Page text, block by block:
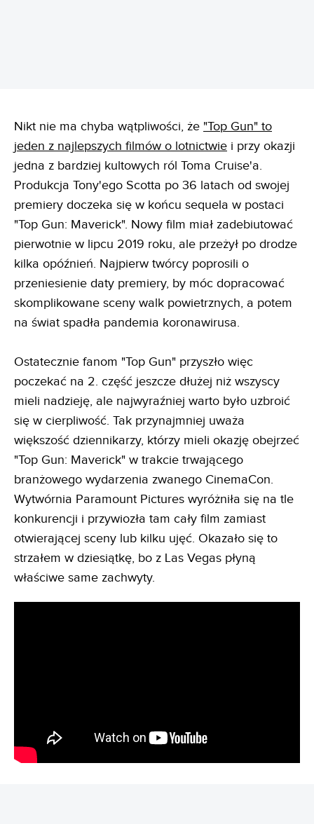
Nikt nie ma chyba wątpliwości, że "Top Gun" to
jeden z najlepszych filmów o lotnictwie i przy okazji
jedna z bardziej kultowych ról Toma Cruise'a.
Produkcja Tony'ego Scotta po 36 latach od swojej
premiery doczeka się w końcu sequela w postaci
"Top Gun: Maverick". Nowy film miał zadebiutować
pierwotnie w lipcu 2019 roku, ale przeżył po drodze
kilka opóźnień. Najpierw twórcy poprosili o
przeniesienie daty premiery, by móc dopracować
skomplikowane sceny walk powietrznych, a potem
na świat spadła pandemia koronawirusa.
Ostatecznie fanom "Top Gun" przyszło więc
poczekać na 2. część jeszcze dłużej niż wszyscy
mieli nadzieję, ale najwyraźniej warto było uzbroić
się w cierpliwość. Tak przynajmniej uważa
większość dziennikarzy, którzy mieli okazję obejrzeć
"Top Gun: Maverick" w trakcie trwającego
branżowego wydarzenia zwanego CinemaCon.
Wytwórnia Paramount Pictures wyróżniła się na tle
konkurencji i przywiozła tam cały film zamiast
otwierającej sceny lub kilku ujęć. Okazało się to
strzałem w dziesiątkę, bo z Las Vegas płyną
właściwe same zachwyty.